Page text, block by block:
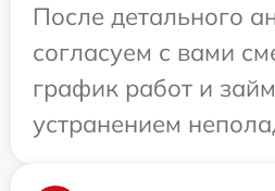
После детального
согласуем с вами
график работ и
устранением